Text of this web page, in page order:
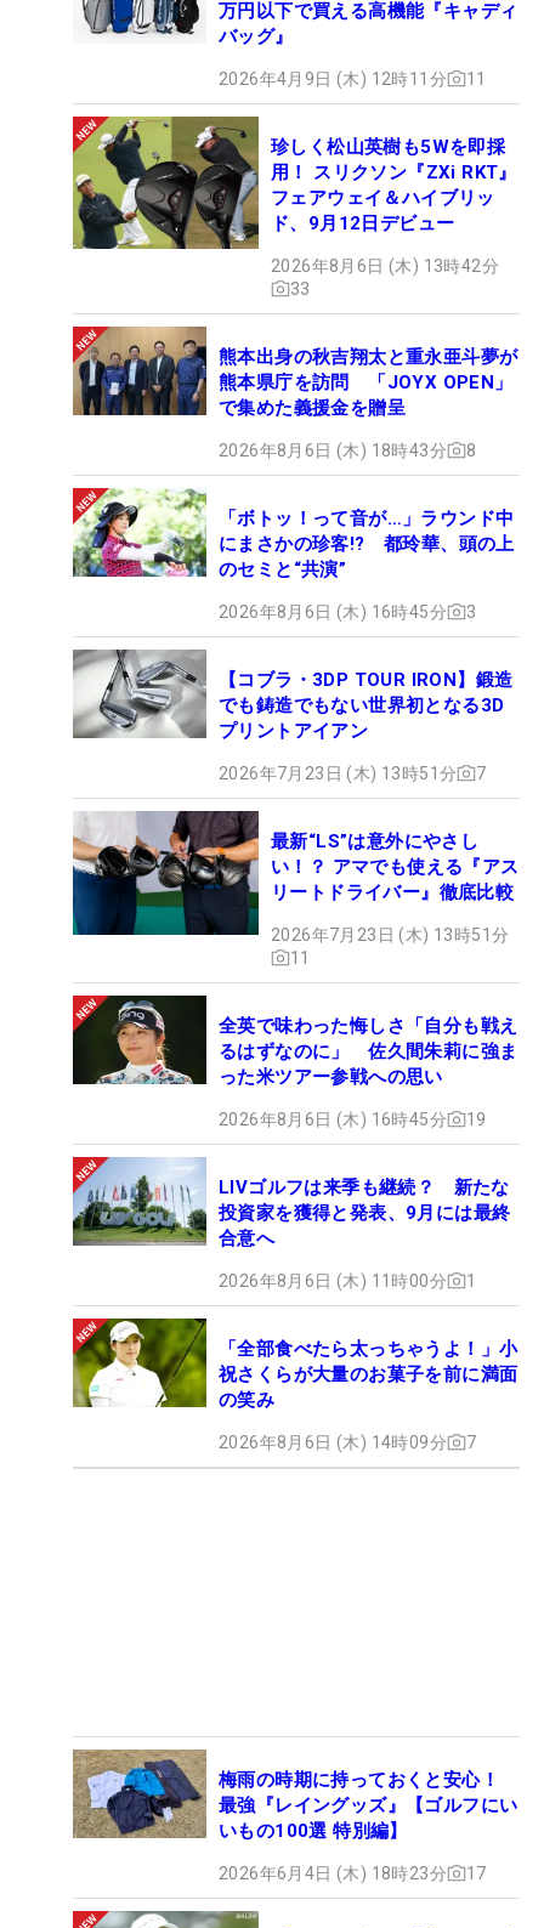
万円以下で買える高機能『キャディ
バッグ』
2026年4月9日 (木) 12時11分 11
珍しく松山英樹も5Wを即採
用！ スリクソン『ZXi RKT』
フェアウェイ＆ハイブリッ
ド、9月12日デビュー
2026年8月6日 (木) 13時42分
33
熊本出身の秋吉翔太と重永亜斗夢が
熊本県庁を訪問 「JOYX OPEN」
で集めた義援金を贈呈
2026年8月6日 (木) 18時43分 8
「ボトッ！って音が…」ラウンド中
にまさかの珍客!? 都玲華、頭の上
のセミと“共演”
2026年8月6日 (木) 16時45分 3
【コブラ・3DP TOUR IRON】鍛造
でも鋳造でもない世界初となる3D
プリントアイアン
2026年7月23日 (木) 13時51分 7
最新“LS”は意外にやさし
い！？ アマでも使える『アス
リートドライバー』徹底比較
2026年7月23日 (木) 13時51分
11
全英で味わった悔しさ「自分も戦え
るはずなのに」 佐久間朱莉に強ま
った米ツアー参戦への思い
2026年8月6日 (木) 16時45分 19
LIVゴルフは来季も継続？ 新たな
投資家を獲得と発表、9月には最終
合意へ
2026年8月6日 (木) 11時00分 1
「全部食べたら太っちゃうよ！」小
祝さくらが大量のお菓子を前に満面
の笑み
2026年8月6日 (木) 14時09分 7
梅雨の時期に持っておくと安心！
最強『レイングッズ』【ゴルフにい
いもの100選 特別編】
2026年6月4日 (木) 18時23分 17